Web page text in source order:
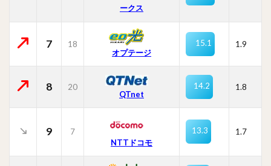
ークス
7
18
オプテージ
15.1 1.9
8 20
QTnet
14.2 1.8
9
7
NTTドコモ
13.3 1.7